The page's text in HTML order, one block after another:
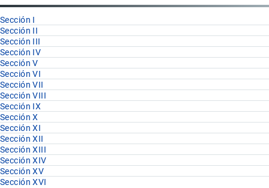
84.85
Sección I
Sección II
Sección III
Sección IV
Sección V
Sección VI
Sección VII
Sección VIII
Sección IX
Sección X
Sección XI
Sección XII
Sección XIII
Sección XIV
Sección XV
Sección XVI